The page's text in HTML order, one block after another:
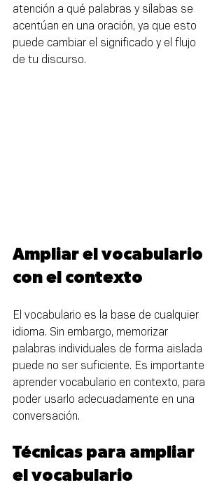
atención a qué palabras y sílabas se
acentúan en una oración, ya que esto
puede cambiar el significado y el flujo
de tu discurso.
Ampliar el vocabulario
con el contexto
El vocabulario es la base de cualquier
idioma. Sin embargo, memorizar
palabras individuales de forma aislada
puede no ser suficiente. Es importante
aprender vocabulario en contexto, para
poder usarlo adecuadamente en una
conversación.
Técnicas para ampliar
el vocabulario